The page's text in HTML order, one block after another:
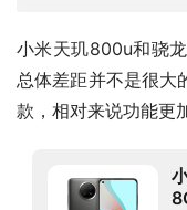
小米天玑800u和骁
总体差距并不是很大
款，相对来说功能更